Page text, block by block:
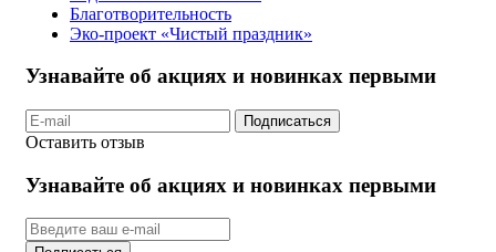
Благотворительность
Эко-проект «Чистый праздник»
Узнавайте об акциях и новинках первыми
Подписаться
Оставить отзыв
Узнавайте об акциях и новинках первыми